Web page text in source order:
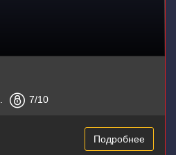
7/10
Подробнее